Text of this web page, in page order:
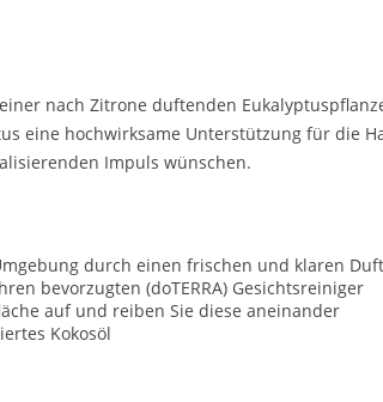
nach Zitrone duftenden
eine hochwirksame Unterstützung für die
Impuls wünschen.
durch einen frischen und klaren
bevorzugten (doTERRA) Gesichtsreiniger
auf und reiben Sie diese aneinander
Kokosöl